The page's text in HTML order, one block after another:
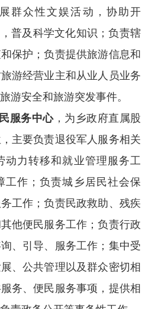
群众性文娱活动，协助开
普及科学文化知识；负责辖
保护；负责提供旅游信息和
游经营业主和从业人员业务
游安全和旅游突发事件。
服务中心，为乡政府直属股
主要负责退役军人服务相关
动力转移和就业管理服务工
工作；负责城乡居民社会保
工作；负责民政救助、残疾
他便民服务工作；负责行政
、引导、服务工作；集中受
、公共管理以及群众密切相
务、便民服务事项，提供相